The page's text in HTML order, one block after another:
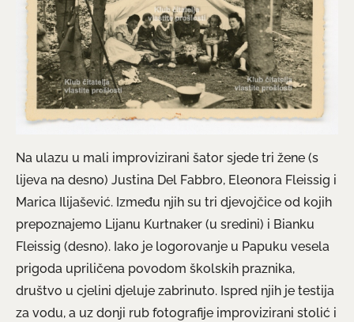
Na ulazu u mali improvizirani šator sjede tri žene (s
lijeva na desno) Justina Del Fabbro, Eleonora Fleissig i
Marica Ilijašević. Između njih su tri djevojčice od kojih
prepoznajemo Lijanu Kurtnaker (u sredini) i Bianku
Fleissig (desno). Iako je logorovanje u Papuku vesela
prigoda upriličena povodom školskih praznika,
društvo u cjelini djeluje zabrinuto. Ispred njih je testija
za vodu, a uz donji rub fotografije improvizirani stolić i